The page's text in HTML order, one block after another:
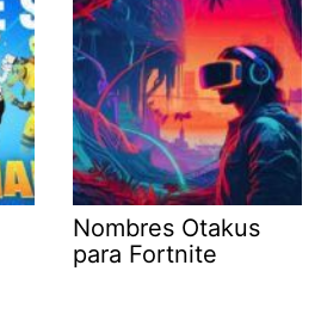
Nombres Otakus
para Fortnite